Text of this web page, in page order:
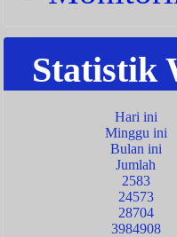
Statistik
Hari ini
Minggu ini
Bulan ini
Jumlah
2583
24573
28704
3984908